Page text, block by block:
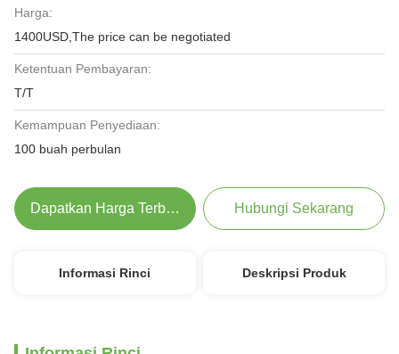
Harga:
1400USD,The price can be negotiated
Ketentuan Pembayaran:
T/T
Kemampuan Penyediaan:
100 buah perbulan
Dapatkan Harga Terbaik Hubungi Sekarang
Informasi Rinci Deskripsi Produk